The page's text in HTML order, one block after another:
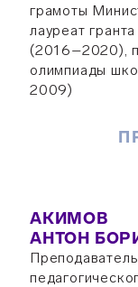
грамоты
лауреат
(2016–2020),
олимпиады
2009)
АКИМОВ
АНТОН